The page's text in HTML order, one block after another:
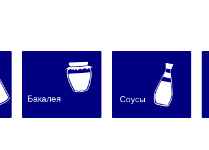
Бакалея Соусы